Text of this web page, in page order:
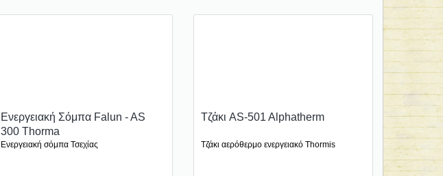
Ενεργειακή Σόμπα Falun - AS
300 Thorma
Ενεργειακή σόμπα Τσεχίας
Τζάκι AS-501 Alphatherm
Τζάκι αερόθερμο ενεργειακό Thormis